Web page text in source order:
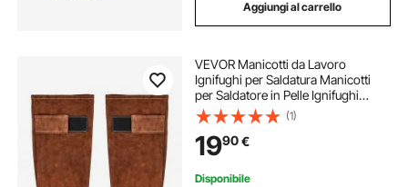
Aggiungi al carrello
VEVOR Manicotti da Lavoro
Ignifughi per Saldatura Manicotti
per Saldatore in Pelle Ignifughi
Lunghezza 457mm con Polsini
Elastici per Saldatura, Fabbro
Falegnameria
(1)
1990€
Disponibile